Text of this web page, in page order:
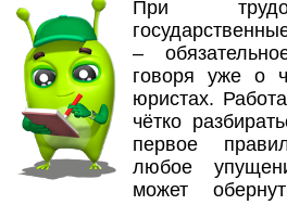
При
–
говоря уже о
юристах.
чётко
первое
любое
может